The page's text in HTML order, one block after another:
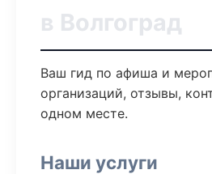
в Волгоград
Ваш гид по афиша и
организаций, отзывы,
одном месте.
Наши услуги